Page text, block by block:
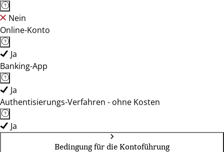
Nein
Online-Konto
Ja
Banking-App
Ja
Authentisierungs-Verfahren - ohne Kosten
Ja
Bedingung für die Kontoführung